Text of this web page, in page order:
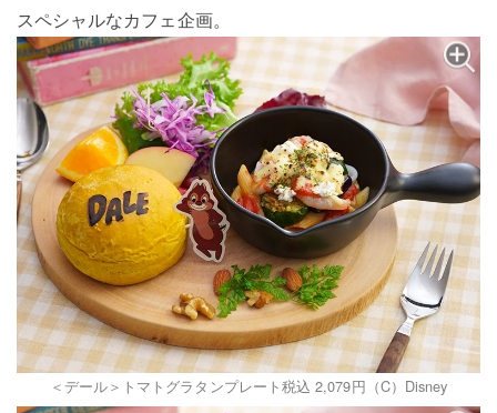
スペシャルなカフェ企画。
＜デール＞トマトグラタンプレート税込 2,079円（C）Disney